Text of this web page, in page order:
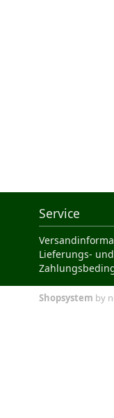
Service
Lieferungs- und
Shopsystem by